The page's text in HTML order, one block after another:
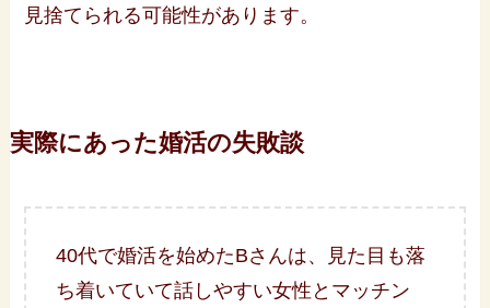
見捨てられる可能性があります。
実際にあった婚活の失敗談
40代で婚活を始めたBさんは、見た目も落
ち着いていて話しやすい女性とマッチン